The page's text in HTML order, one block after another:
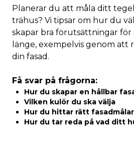
Planerar du att måla ditt
trähus? Vi tipsar om hur du
skapar bra förutsättningar för
länge, exempelvis genom
din fasad.
Få svar på frågorna:
Hur du skapar en hållbar
Vilken kulör du ska välja
Hur du hittar rätt
Hur du tar reda på vad ditt